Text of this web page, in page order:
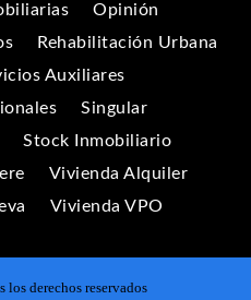
Opinión
Rehabilitación Urbana
Auxiliares
Singular
Stock Inmobiliario
Vivienda Alquiler
Vivienda VPO
derechos reservados